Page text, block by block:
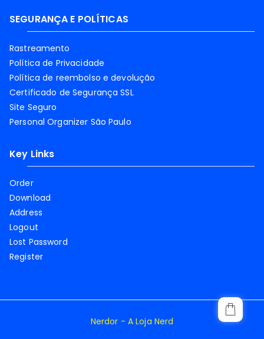
SEGURANÇA E POLÍTICAS
Rastreamento
Política de Privacidade
Política de reembolso e devolução
Certificado de Segurança SSL
Site Seguro
Personal Organizer São Paulo
Key Links
Order
Download
Address
Logout
Lost Password
Register
Nerdor - A Loja Nerd